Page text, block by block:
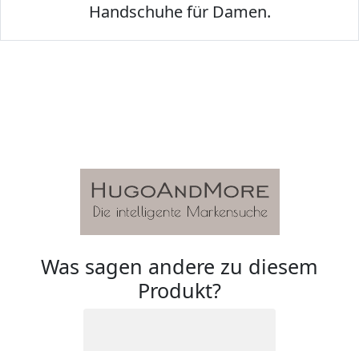
Handschuhe für Damen.
Was sagen andere zu diesem
Produkt?